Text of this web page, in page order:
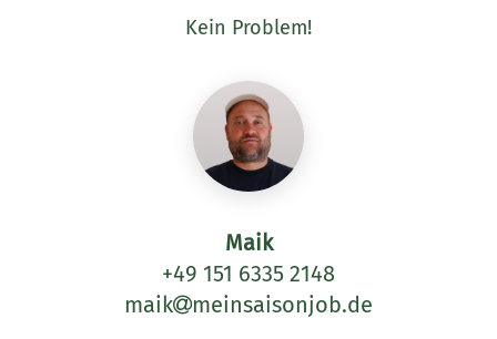
Kein Problem!
Maik
+49 151 6335 2148
maik
meinsaisonjob.de